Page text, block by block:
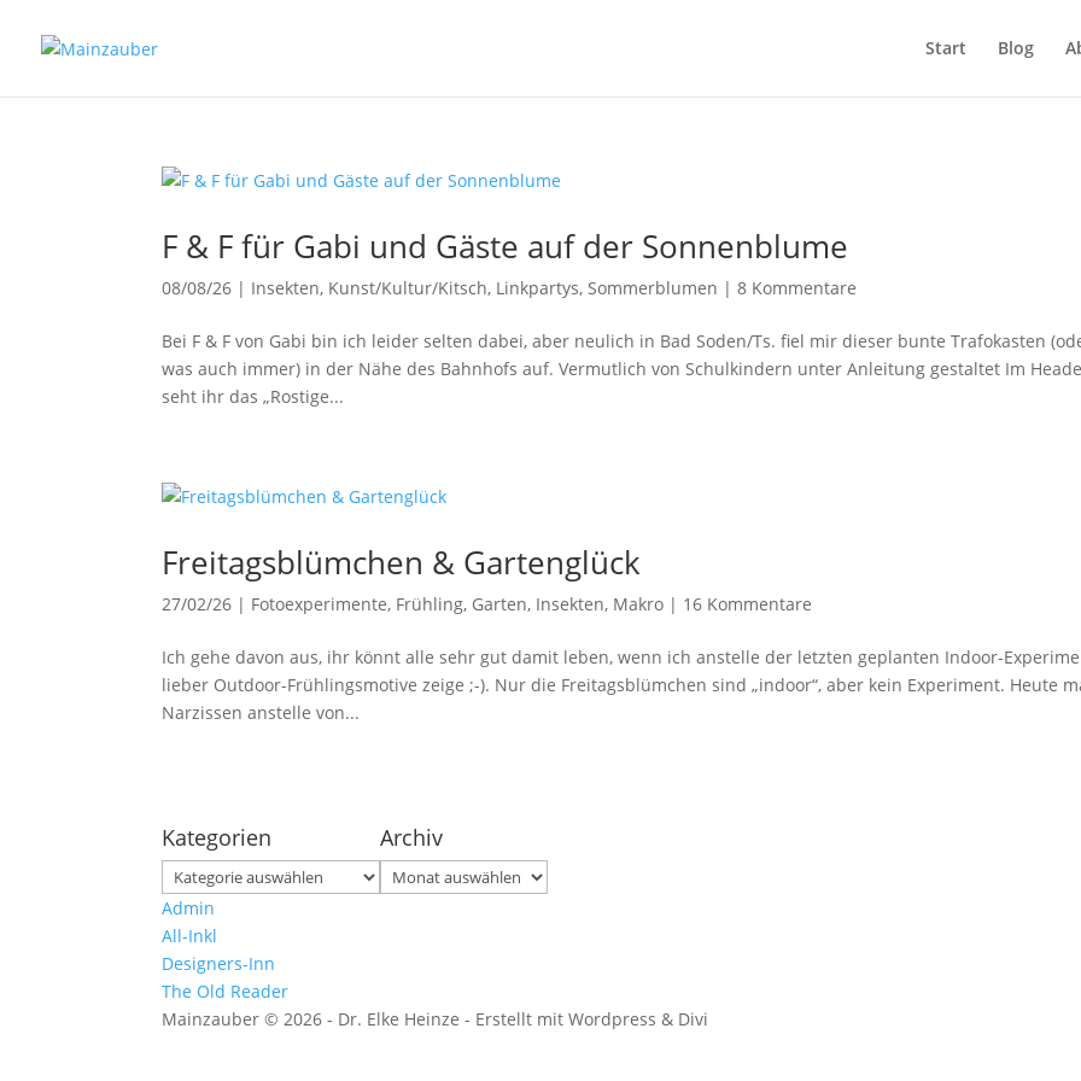
Start Blog
F & F für Gabi und Gäste auf der Sonnenblume
08/08/26 | Insekten, Kunst/Kultur/Kitsch, Linkpartys,Sommerblumen |8 Kommentare
Bei F & F von Gabi bin ich leider selten dabei, aber neulich in Bad Soden/Ts. fiel mir dieser bunte Trafokasten
was auch immer) in der Nähe des Bahnhofs auf. Vermutlich von Schulkindern unter Anleitung gestaltet Im
seht ihr das „Rostige...
Freitagsblümchen & Gartenglück
27/02/26 | Fotoexperimente, Frühling, Garten, Insekten, Makro | 16 Kommentare
Ich gehe davon aus, ihr könnt alle sehr gut damit leben, wenn ich anstelle der letzten geplanten Indoor-
lieber Outdoor-Frühlingsmotive zeige ;-). Nur die Freitagsblümchen sind „indoor“, aber kein Experiment. Heute
Narzissen anstelle von...
Kategorien
Kategorien
Archiv
Archiv
Admin
All-Inkl
Designers-Inn
The Old Reader
Mainzauber © 2026 - Dr. Elke Heinze - Erstellt mit Wordpress & Divi